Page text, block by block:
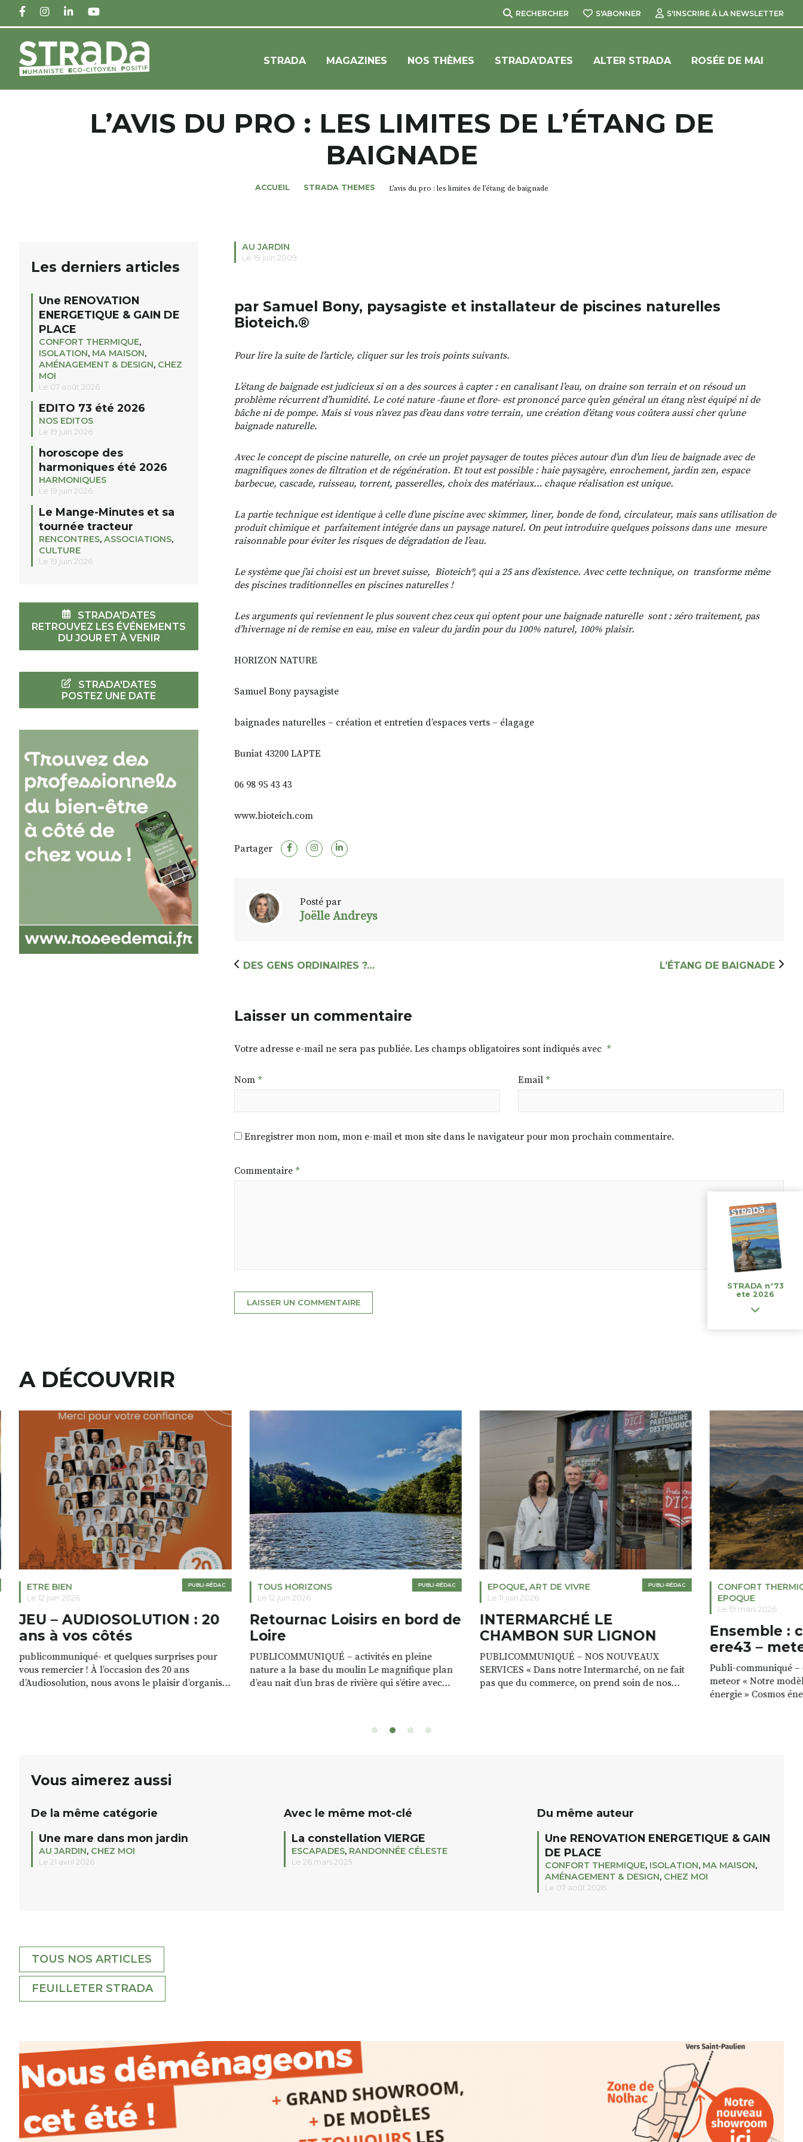
FACEBOOKINSTAGRAM
LINKEDINYOUTUBE RECHERCHER S'ABONNER S'INSCRIRE À LA NEWSLETTER
STRADA MAGAZINES NOS THÈMES STRADA’DATES ALTER STRADA ROSÉE DE MAI
L’AVIS DU PRO : LES LIMITES DE L’ÉTANG DE
BAIGNADE
ACCUEIL STRADA THEMES L’avis du pro : les limites de l’étang de baignade
AU JARDIN
Le 19 juin 2009
par Samuel Bony, paysagiste et installateur de piscines naturelles
Bioteich.®
Pour lire la suite de l’article, cliquer sur les trois points suivants.
L’étang de baignade est judicieux si on a des sources à capter : en canalisant l’eau, on draine son terrain et on résoud un
problème récurrent d’humidité. Le coté nature -faune et flore- est prononcé parce qu’en général un étang n’est équipé ni de
bâche ni de pompe. Mais si vous n’avez pas d’eau dans votre terrain, une création d’étang vous coûtera aussi cher qu’une
baignade naturelle.
Avec le concept de piscine naturelle, on crée un projet paysager de toutes pièces autour d’un d’un lieu de baignade avec de
magnifiques zones de filtration et de régénération. Et tout est possible : haie paysagère, enrochement, jardin zen, espace
barbecue, cascade, ruisseau, torrent, passerelles, choix des matériaux… chaque réalisation est unique.
La partie technique est identique à celle d’une piscine avec skimmer, liner, bonde de fond, circulateur, mais sans utilisation de
produit chimique et parfaitement intégrée dans un paysage naturel. On peut introduire quelques poissons dans une mesure
raisonnable pour éviter les risques de dégradation de l’eau.
Le système que j’ai choisi est un brevet suisse, Bioteich®, qui a 25 ans d’existence. Avec cette technique, on transforme même
des piscines traditionnelles en piscines naturelles !
Les arguments qui reviennent le plus souvent chez ceux qui optent pour une baignade naturelle sont : zéro traitement, pas
d’hivernage ni de remise en eau, mise en valeur du jardin pour du 100% naturel, 100% plaisir.
HORIZON NATURE
Samuel Bony paysagiste
baignades naturelles – création et entretien d’espaces verts – élagage
Buniat 43200 LAPTE
06 98 95 43 43
www.bioteich.com
Partager
Posté par
Joëlle Andreys
DES GENS ORDINAIRES ?… L’ÉTANG DE BAIGNADE
Laisser un commentaire
Votre adresse e-mail ne sera pas publiée. Les champs obligatoires sont indiqués avec *
Nom * Email *
Enregistrer mon nom, mon e-mail et mon site dans le navigateur pour mon prochain commentaire.
Commentaire *
Les derniers articles
Une RENOVATION
ENERGETIQUE & GAIN DE
PLACE
CONFORT THERMIQUE,
ISOLATION, MA MAISON,
AMÉNAGEMENT & DESIGN, CHEZ
MOI
Le 07 août 2026
EDITO 73 été 2026
NOS EDITOS
Le 19 juin 2026
horoscope des
harmoniques été 2026
HARMONIQUES
Le 19 juin 2026
Le Mange-Minutes et sa
tournée tracteur
RENCONTRES, ASSOCIATIONS,
CULTURE
Le 19 juin 2026
STRADA'DATES
RETROUVEZ LES ÉVÉNEMENTS
DU JOUR ET À VENIR
STRADA'DATES
POSTEZ UNE DATE
A DÉCOUVRIR
PUBLI-RÉDAC
ETRE BIEN
Le 12 juin 2026
JEU – AUDIOSOLUTION : 20
ans à vos côtés
publicommuniqué- et quelques surprises pour
vous remercier ! À l’occasion des 20 ans
d’Audiosolution, nous avons le plaisir d’organiser
PUBLI-RÉDAC
TOUS HORIZONS
Le 12 juin 2026
Retournac Loisirs en bord de
Loire
PUBLICOMMUNIQUÉ – activités en pleine
nature a la base du moulin Le magnifique plan
d’eau nait d’un bras de rivière qui s’étire avec
PUBLI-RÉDAC
EPOQUE,ART DE VIVRE
Le 11 juin 2026
INTERMARCHÉ LE
CHAMBON SUR LIGNON
PUBLICOMMUNIQUÉ – NOS NOUVEAUX
SERVICES « Dans notre Intermarché, on ne fait
pas que du commerce, on prend soin de nos
CONFORT
EPOQUE
Le 19 mars 2026
Ensemble :
ere43 –
Publi-communiqué –
meteor « Notre
énergie » Cosmos
Vous aimerez aussi
De la même catégorie
Une mare dans mon jardin
AU JARDIN, CHEZ MOI
Le 21 avril 2026
Avec le même mot-clé
La constellation VIERGE
ESCAPADES, RANDONNÉE CÉLESTE
Le 26 mars 2025
Du même auteur
Une RENOVATION ENERGETIQUE & GAIN
DE PLACE
CONFORT THERMIQUE, ISOLATION, MA MAISON,
AMÉNAGEMENT & DESIGN, CHEZ MOI
Le 07 août 2026
TOUS NOS ARTICLES
FEUILLETER STRADA
STRADA n°73
ete 2026